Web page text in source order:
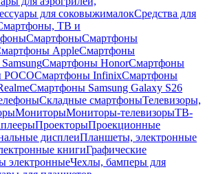
для соковыжималокСредства для
ТВ и
СмартфоныСмартфоны
AppleСмартфоны
Смартфоны HonorСмартфоны
Смартфоны InfinixСмартфоны
Смартфоны Samsung Galaxy S26
Складные смартфоныТелевизоры,
МониторыМониторы-телевизорыТВ-
ПроекторыПроекционные
дисплеиПланшеты, электронные
книгиГрафические
электронныеЧехлы, бамперы для